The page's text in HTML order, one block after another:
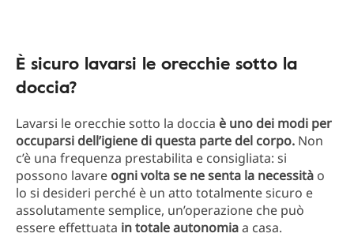
È sicuro lavarsi le orecchie sotto la
doccia?
Lavarsi le orecchie sotto la doccia è uno dei modi per
occuparsi dell’igiene di questa parte del corpo. Non
c’è una frequenza prestabilita e consigliata: si
possono lavare ogni volta se ne senta la necessità o
lo si desideri perché è un atto totalmente sicuro e
assolutamente semplice, un’operazione che può
essere effettuata in totale autonomiaa casa.